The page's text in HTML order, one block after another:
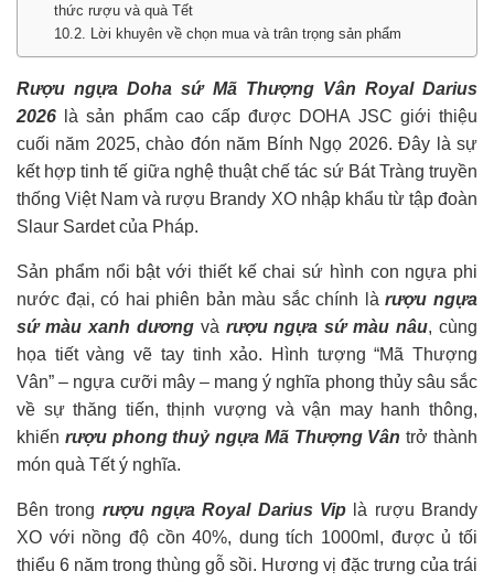
thức rượu và quà Tết
10.2. Lời khuyên về chọn mua và trân trọng sản phẩm
Rượu ngựa Doha sứ Mã Thượng Vân Royal Darius
2026 là sản phẩm cao cấp được DOHA JSC giới thiệu
cuối năm 2025, chào đón năm Bính Ngọ 2026. Đây là sự
kết hợp tinh tế giữa nghệ thuật chế tác sứ Bát Tràng truyền
thống Việt Nam và rượu Brandy XO nhập khẩu từ tập đoàn
Slaur Sardet của Pháp.
Sản phẩm nổi bật với thiết kế chai sứ hình con ngựa phi
nước đại, có hai phiên bản màu sắc chính làrượu ngựa
sứ màu xanh dươngvà rượu ngựa sứ màu nâu, cùng
họa tiết vàng vẽ tay tinh xảo. Hình tượng “Mã Thượng
Vân” – ngựa cưỡi mây – mang ý nghĩa phong thủy sâu sắc
về sự thăng tiến, thịnh vượng và vận may hanh thông,
khiến rượu phong thuỷ ngựa Mã Thượng Vân trở thành
món quà Tết ý nghĩa.
Bên trong rượu ngựa Royal Darius Vip là rượu Brandy
XO với nồng độ cồn 40%, dung tích 1000ml, được ủ tối
thiểu 6 năm trong thùng gỗ sồi. Hương vị đặc trưng của trái